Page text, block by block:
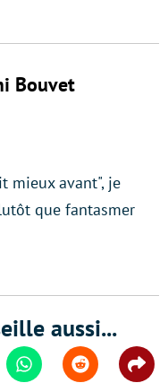
Bouvet
mieux avant", je
que fantasmer
aussi...
WhatsappReddit